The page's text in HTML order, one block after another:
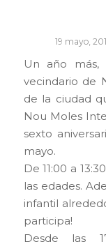
19 mayo,
Un año
vecindario de
de la ciudad
Nou Moles
sexto
mayo.
De 11:00 a
las edades.
infantil
participa!
Desde las